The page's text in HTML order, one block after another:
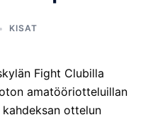
KISAT
Fight Clubilla
amatööriotteluillan
kahdeksan ottelun